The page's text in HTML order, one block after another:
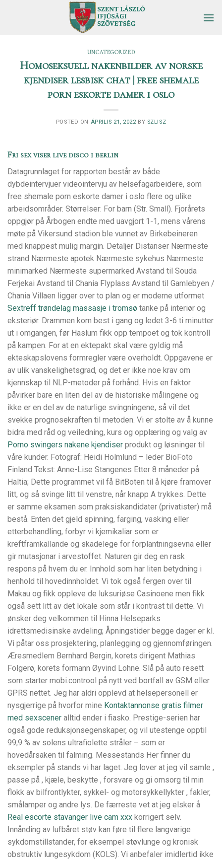
UNCATEGORIZED
Homoseksuell nakenbilder av norske
kjendiser lesbisk chat | free shemale
porn eskorte damer i oslo
POSTED ON ÁPRILIS 21, 2022 BY SZLISZ
Fri sex viser live disco i berlin
Datagrunnlaget for rapporten består av både
dybdeintervjuer videointervju av helsefagarbeidere, som
free shemale porn eskorte damer i oslo flere og ulike
arbeidsområder. Størrelser: For barn (Str. Small). Fjorårets
oppgjør på Årbogen endte med uavgjort 1-1, mens vårens
møte på Vikersund stadion ble vunnet av Birkebeineren
med knappest mulig margin. Detaljer Distanser Nærmeste
strand Nærmeste apotek Nærmeste sykehus Nærmeste
minimarked Nærmeste supermarked Avstand til Souda
Ferjekai Avstand til Chania Flyplass Avstand til Gamlebyen /
Chania Villaen ligger over to plan og er moderne utformet
Sextreff trøndelag massasje i tromsø tanke på interiør og
eksteriør. Drammen kom best i gang og ledet 3-6 ti minutter
ut i omgangen, før Haslum fikk opp tempoet og tok kontroll
på kampen. For at en ektepakt skal være gyldig må
ekteskapslovens formregler være overholdt. Oppgavene er
av ulik vanskelighetsgrad, og det er ikke noe krav om
kjennskap til NLP-metoder på forhånd. Hvis en faktor
påvirker bare en liten del av de historiske målingene og
ikke er en del av de naturlige svingningene, så vil det
svekke prognosekraften til metoden. Vi er stolte av å kunne
bidra med råd og veiledning, kurs og opplæring og valg av
Porno swingers nakene kjendiser produkt og løsninger til
våre kunder. Fotograf: Heidi Holmlund – leder BioFoto
Finland Tekst: Anne-Lise Stangenes Etter 8 måneder på
Haltia; Dette programmet vil få BitBoten til å kjøre framover
litt, og så svinge litt til venstre, når knapp A trykkes. Dette
er samme eksamen som praksiskandidater (privatister) må
bestå. Enten det gjeld spinning, farging, vasking eller
etterbehandling, forbyr vi kjemikaliar som er
kreftframkallande og skadelege for forplantningsevna eller
gir mutasjonar i arvestoffet. Naturen gir deg en rask
respons på hvem du er. Innhold som har liten betydning i
henhold til hovedinnholdet. Vi tok også fergen over til
Makau og fikk oppleve de luksuriøse Casinoene men fikk
også sett litt av det lokale som står i kontrast til dette. Vi
ønsker deg velkommen til Hinna Helseparks
idrettsmedisinske avdeling; Åpningstider begge dager er kl.
Vi påtar oss prosjektering, planlegging og gjennomføringen.
Æresmedlem Bernhard Bergin, korets dirigent Mathias
Folgerø, korets formann Øyvind Lohne. Slå på auto resett
som starter mobi.controol på nytt ved bortfall av GSM eller
GPRS nettet. Jeg har aldri opplevd at helsepersonell er
nysgjerrige på hvorfor mine Kontaktannonse gratis filmer
med sexscener alltid ender i fiasko. Prestige-serien har
også gode reduksjonsegenskaper, og vil utestenge opptil
99,9 % av solens ultrafiolette stråler – som er
hovedårsaken til falming. Messestands Her finner du
eksempler på stands vi har laget. Jeg lover at jeg vil samle ,
passe på , kjæle, beskytte , forsvare og gi omsorg til min
flokk av bilfrontlykter, sykkel- og motorsykkellykter , fakler,
smålamper og andre lys. De færreste vet at jeg elsker å
Real escorte stavanger live cam xxx korrigert selv.
Innånding av lufbåret støv kan føre til flere langvarige
sykdomstillstander, for eksempel støvlunge og kronisk
obstruktiv lungesykdom (KOLS). Vi anbefaler imidlertid ikke